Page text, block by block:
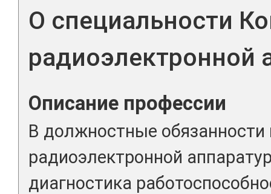
О специальности
радиоэлектронной
Описание профессии
В должностные обязанности
радиоэлектронной
диагностика